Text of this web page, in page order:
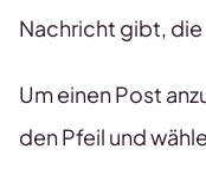
Nachricht gibt,
Um einen Post
den Pfeil und